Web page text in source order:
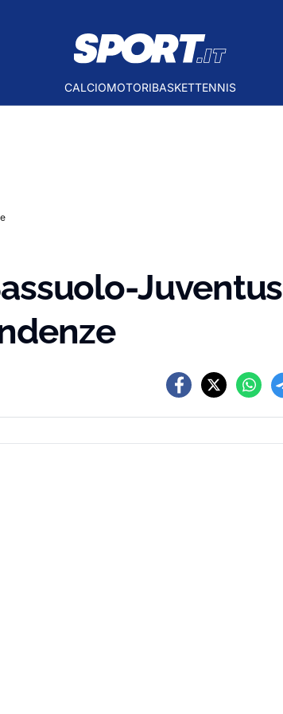
CALCIOMOTORIBASKETTENNIS
Juventus